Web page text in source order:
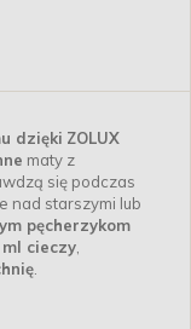
dzięki ZOLUX
maty z
się podczas
nad starszymi lub
pęcherzykom
ml cieczy